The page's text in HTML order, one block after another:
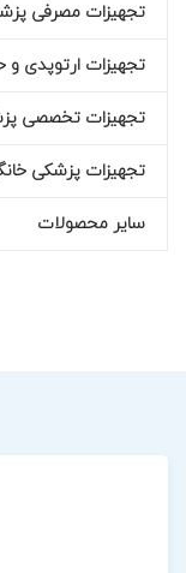
تجهیزات مصرفی
تجهیزات ارتوپدی و
تجهیزات تخصصی
تجهیزات پزشکی
سایر محصولات